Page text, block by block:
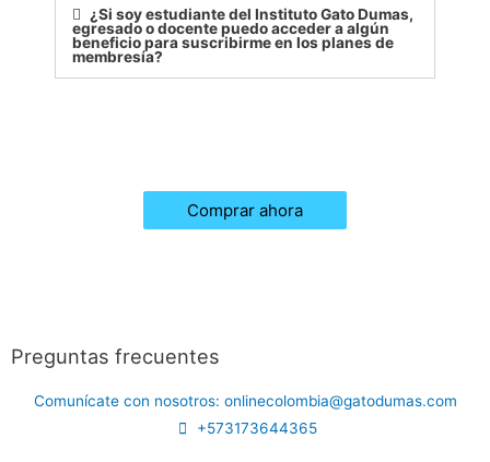
¿Si soy estudiante del Instituto Gato Dumas,
egresado o docente puedo acceder a algún
beneficio para suscribirme en los planes de
membresía?
Comprar ahora
Preguntas frecuentes
Comunícate con nosotros: onlinecolombia@gatodumas.com
+573173644365